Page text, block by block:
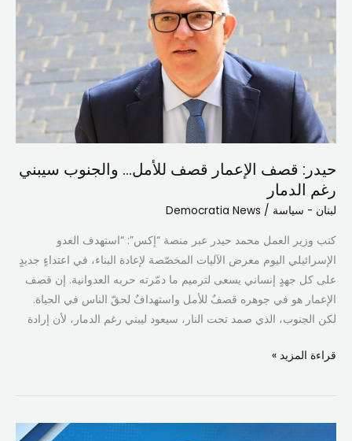
حيدر: قصف الإعمار قصف للأمل… والجنوب سيبني
رغم الدمار
لبنان - سياسة /
Democratia News
كتب وزير العمل محمد حيدر عبر منصة “إكس”: “استهدف العدو
الإسرائيلي اليوم معرض الآليات المخصّصة لإعادة البناء، في اعتداءٍ جديدٍ
على كل جهدٍ إنساني يسعى لترميم ما دمّرته حربه العدوانية. إن قصف
الإعمار هو في جوهره قصفٌ للأمل واستهدافٌ لحقّ الناس في الحياة.
لكن الجنوب، الذي صمد تحت النار، سيعود ليبني رغم الدمار، لأن إرادة
الإعمار
قصف
للأمل…
والجنوب
سيبني
الدمار
قراءة المزيد »